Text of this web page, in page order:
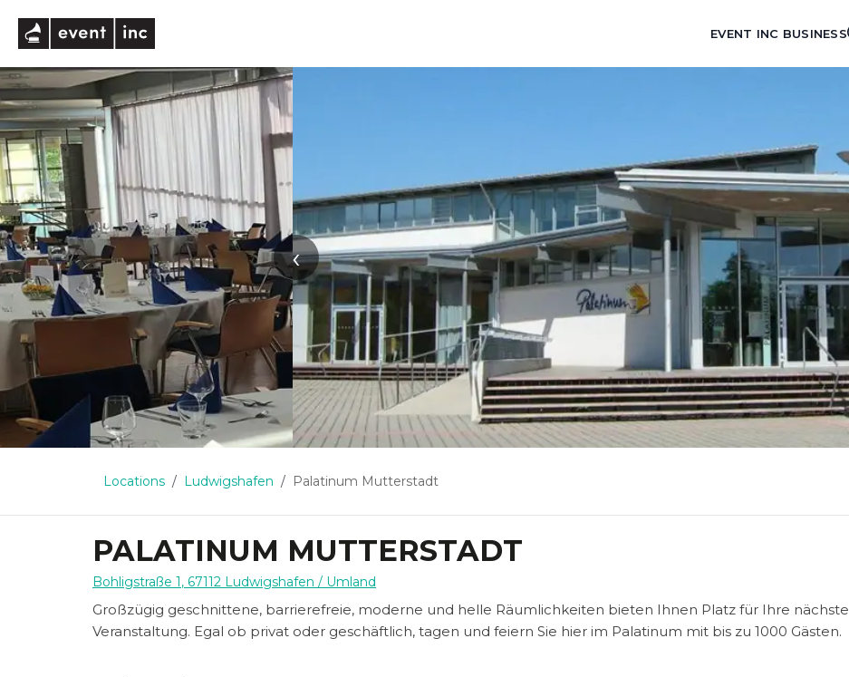
EVENT INC BUSINESS
‹
Locations Ludwigshafen Palatinum Mutterstadt
PALATINUM MUTTERSTADT
Bohligstraße 1, 67112 Ludwigshafen / Umland
Großzügig geschnittene, barrierefreie, moderne und helle Räumlichkeiten bieten Ihnen Platz für Ihre nächste
Veranstaltung. Egal ob privat oder geschäftlich, tagen und feiern Sie hier im Palatinum mit bis zu 1000 Gästen.